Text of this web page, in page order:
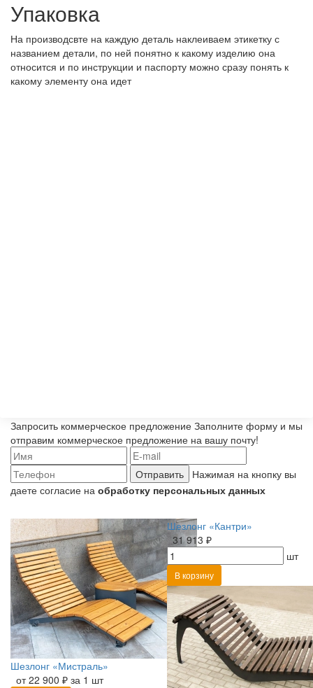
Упаковка
На производсвте на каждую деталь наклеиваем этикетку с
названием детали, по ней понятно к какому изделию она
относится и по инструкции и паспорту можно сразу понять к
какому элементу она идет
Запросить коммерческое предложение Заполните форму и мы
отправим коммерческое предложение на вашу почту!
Отправить
Нажимая на кнопку вы
даете согласие на обработку персональных данных
Шезлонг «Мистраль»
от 22 900 ₽ за 1 шт
Шезлонг «Кантри»
31 913 ₽
шт
В корзину